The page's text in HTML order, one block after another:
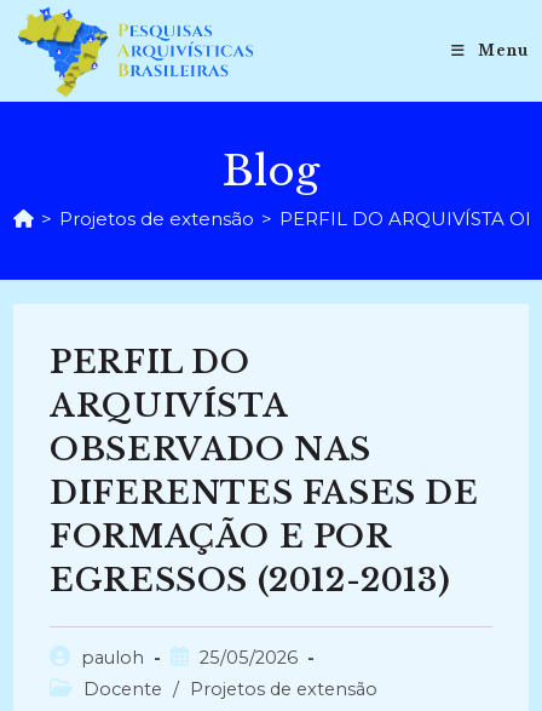
para
conteúdo
Menu
Blog
> Projetos de extensão > PERFIL DO ARQUIVÍSTA
PERFIL DO
ARQUIVÍSTA
OBSERVADO NAS
DIFERENTES FASES DE
FORMAÇÃO E POR
EGRESSOS (2012-2013)
Autor
do
pauloh
Post
publicado:
25/05/2026
Categoria
Docente / Projetos de extensão